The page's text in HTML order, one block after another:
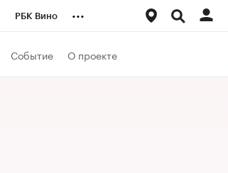
РБК Вино ...
Событие О проекте